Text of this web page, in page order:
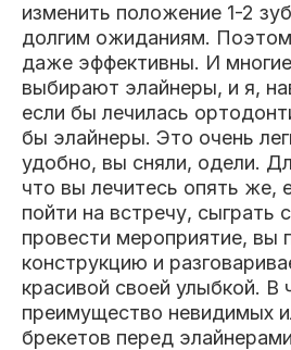
изменить положение 1-2
долгим ожиданиям.
даже эффективны. И
выбирают элайнеры, и я,
если бы лечилась
бы элайнеры. Это очень
удобно, вы сняли, одели.
что вы лечитесь опять же,
пойти на встречу, сыграть
провести мероприятие, вы
конструкцию и
красивой своей улыбкой. В
преимущество невидимых
брекетов перед